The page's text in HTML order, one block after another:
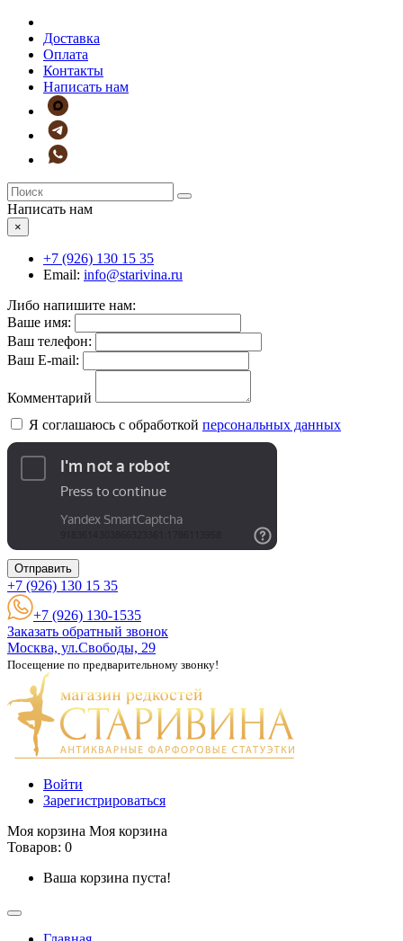
Доставка
Оплата
Контакты
Написать нам
Написать нам
×
+7 (926) 130 15 35
Email: info@starivina.ru
Либо напишите нам:
Ваше имя:
Ваш телефон:
Ваш E-mail:
Комментарий
Я соглашаюсь с обработкой персональных данных
Отправить
+7 (926) 130 15 35
+7 (926) 130-1535
Заказать обратный звонок
Москва, ул.Свободы, 29
Посещение по предварительному звонку!
Войти
Зарегистрироваться
Моя корзина Моя корзина
Товаров: 0
Ваша корзина пуста!